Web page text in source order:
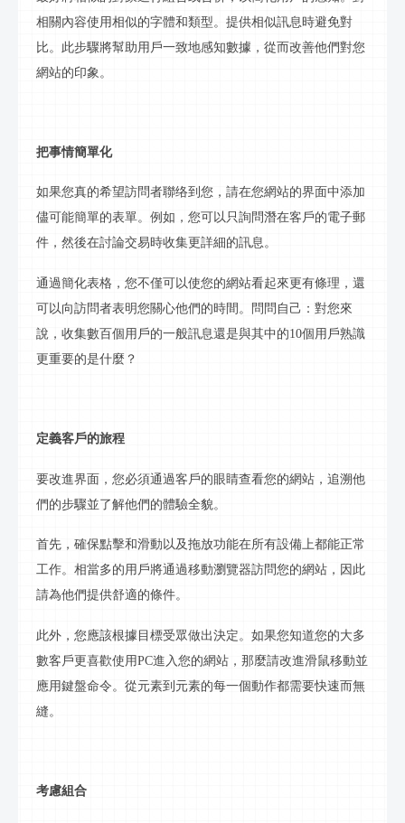
相關內容使用相似的字體和類型。提供相似訊息時避免對
比。此步驟將幫助用戶一致地感知數據，從而改善他們對您
網站的印象。
把事情簡單化
如果您真的希望訪問者聯络到您，請在您網站的界面中添加
儘可能簡單的表單。例如，您可以只詢問潛在客戶的電子郵
件，然後在討論交易時收集更詳細的訊息。
通過簡化表格，您不僅可以使您的網站看起來更有條理，還
可以向訪問者表明您關心他們的時間。問問自己：對您來
說，收集數百個用戶的一般訊息還是與其中的10個用戶熟識
更重要的是什麼？
定義客戶的旅程
要改進界面，您必須通過客戶的眼睛查看您的網站，追溯他
們的步驟並了解他們的體驗全貌。
首先，確保點擊和滑動以及拖放功能在所有設備上都能正常
工作。相當多的用戶將通過移動瀏覽器訪問您的網站，因此
請為他們提供舒適的條件。
此外，您應該根據目標受眾做出決定。如果您知道您的大多
數客戶更喜歡使用PC進入您的網站，那麼請改進滑鼠移動並
應用鍵盤命令。從元素到元素的每一個動作都需要快速而無
縫。
考慮組合